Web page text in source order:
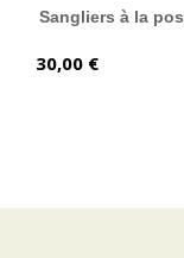
Sangliers à la
Prix
30,00 €